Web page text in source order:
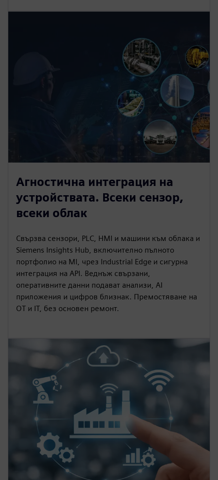
Агностична интеграция на
устройствата. Всеки сензор,
всеки облак
Свързва сензори, PLC, HMI и машини към облака и
Siemens Insights Hub, включително пълното
портфолио на MI, чрез Industrial Edge и сигурна
интеграция на API. Веднъж свързани,
оперативните данни подават анализи, AI
приложения и цифров близнак. Премостяване на
OT и IT, без основен ремонт.